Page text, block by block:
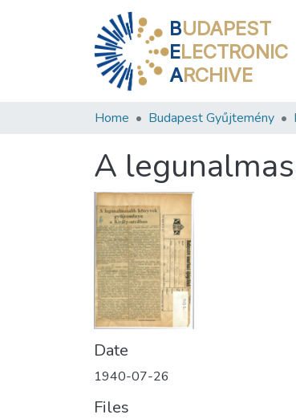
BUDAPEST
ELECTRONIC
ARCHIVE
Home Budapest Gyűjtemény
A
Date
1940-07-26
Files